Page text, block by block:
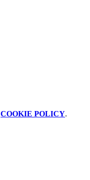
COOKIE POLICY.